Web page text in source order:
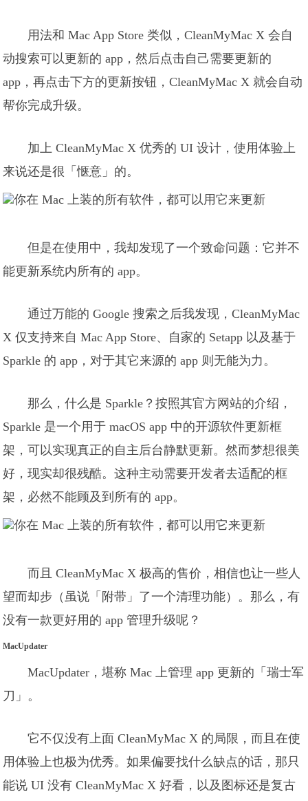
用法和 Mac App Store 类似，CleanMyMac X 会自
动搜索可以更新的 app，然后点击自己需要更新的
app，再点击下方的更新按钮，CleanMyMac X 就会自动
帮你完成升级。
加上 CleanMyMac X 优秀的 UI 设计，使用体验上
来说还是很「惬意」的。
但是在使用中，我却发现了一个致命问题：它并不
能更新系统内所有的 app。
通过万能的 Google 搜索之后我发现，CleanMyMac
X 仅支持来自 Mac App Store、自家的 Setapp 以及基于
Sparkle 的 app，对于其它来源的 app 则无能为力。
那么，什么是 Sparkle？按照其官方网站的介绍，
Sparkle 是一个用于 macOS app 中的开源软件更新框
架，可以实现真正的自主后台静默更新。然而梦想很美
好，现实却很残酷。这种主动需要开发者去适配的框
架，必然不能顾及到所有的 app。
而且 CleanMyMac X 极高的售价，相信也让一些人
望而却步（虽说「附带」了一个清理功能）。那么，有
没有一款更好用的 app 管理升级呢？
MacUpdater
MacUpdater，堪称 Mac 上管理 app 更新的「瑞士军
刀」。
它不仅没有上面 CleanMyMac X 的局限，而且在使
用体验上也极为优秀。如果偏要找什么缺点的话，那只
能说 UI 没有 CleanMyMac X 好看，以及图标还是复古